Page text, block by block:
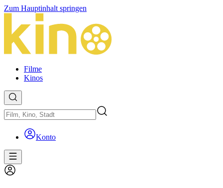
Zum Hauptinhalt springen
Filme
Kinos
Konto